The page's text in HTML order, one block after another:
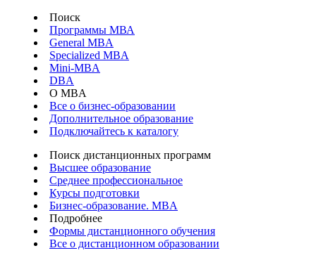
Поиск
Программы МВА
General MBA
Specialized MBA
Mini-MBA
DBA
О MBA
Все о бизнес-образовании
Дополнительное образование
Подключайтесь к каталогу
Поиск дистанционных программ
Высшее образование
Среднее профессиональное
Курсы подготовки
Бизнес-образование. MBA
Подробнее
Формы дистанционного обучения
Все о дистанционном образовании